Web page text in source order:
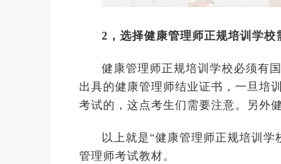
2，选择健康管理师正规培训学校
健康管理师正规培训学校必须有
出具的健康管理师结业证书，一旦培
考试的，这点考生们需要注意。另外
以上就是“健康管理师正规培训
管理师考试教材。